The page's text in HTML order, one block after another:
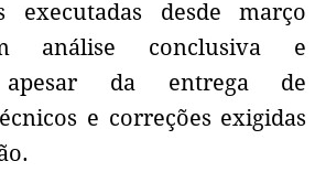
executadas desde março
análise conclusiva e
apesar da entrega de
e correções exigidas